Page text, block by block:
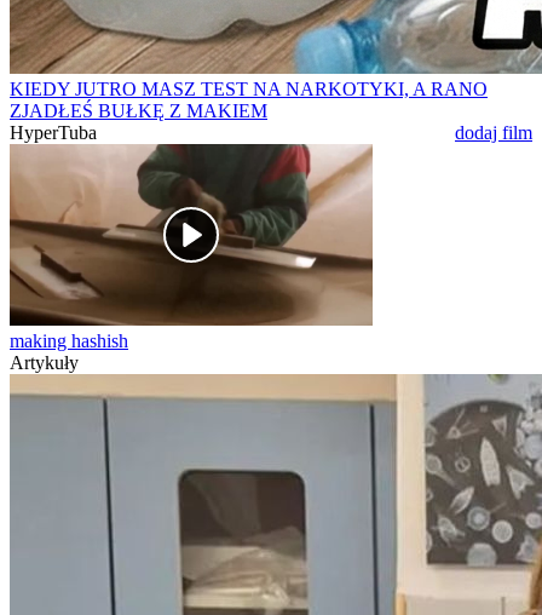
KIEDY JUTRO MASZ TEST NA NARKOTYKI, A RANO
ZJADŁEŚ BUŁKĘ Z MAKIEM
HyperTuba
dodaj film
making hashish
Artykuły